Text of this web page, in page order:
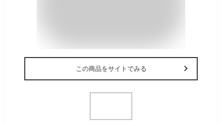
この商品をサイトでみる